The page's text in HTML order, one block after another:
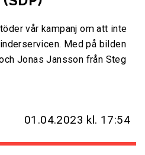
vår kampanj om att inte
Med på bilden
Jonas Jansson från Steg
01.04.2023 kl. 17:54